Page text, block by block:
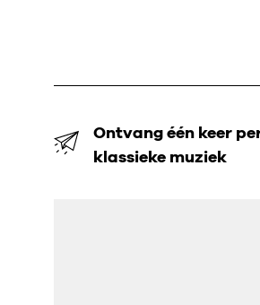
Ontvang één keer
klassieke muziek